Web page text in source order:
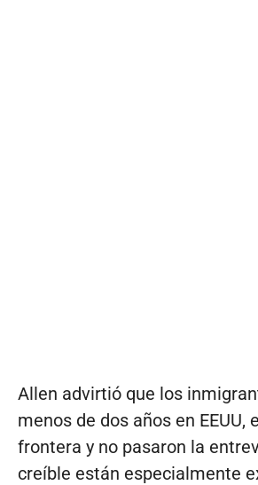
Allen advirtió que los
menos de dos años en EEUU,
frontera y no pasaron la
creíble están especialmente